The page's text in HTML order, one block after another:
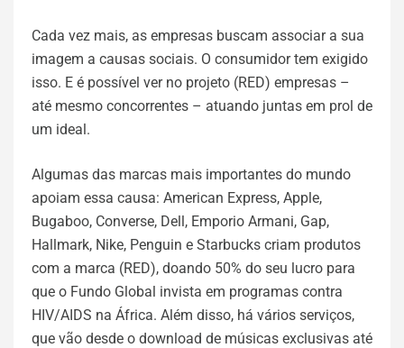
Cada vez mais, as empresas buscam associar a sua
imagem a causas sociais. O consumidor tem exigido
isso. E é possível ver no projeto (RED) empresas –
até mesmo concorrentes – atuando juntas em prol de
um ideal.
Algumas das marcas mais importantes do mundo
apoiam essa causa: American Express, Apple,
Bugaboo, Converse, Dell, Emporio Armani, Gap,
Hallmark, Nike, Penguin e Starbucks criam produtos
com a marca (RED), doando 50% do seu lucro para
que o Fundo Global invista em programas contra
HIV/AIDS na África. Além disso, há vários serviços,
que vão desde o download de músicas exclusivas até